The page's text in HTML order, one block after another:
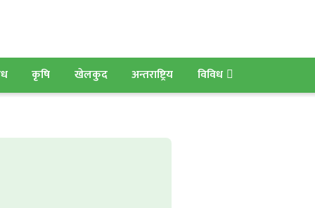
कृषि खेलकुद अन्तराष्ट्रिय विविध